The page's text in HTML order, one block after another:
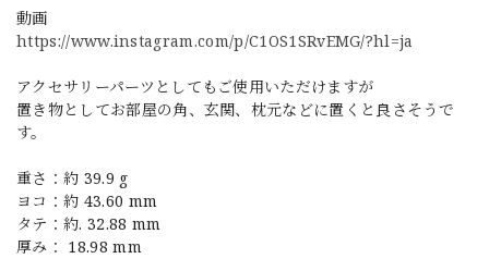
動画
https://www.instagram.com/p/C1OS1SRvEMG/?hl=ja
アクセサリーパーツとしてもご使用いただけますが
置き物としてお部屋の角、玄関、枕元などに置くと良さそうで
す。
重さ：約 39.9 g
ヨコ：約 43.60 mm
タテ：約. 32.88 mm
厚み： 18.98 mm